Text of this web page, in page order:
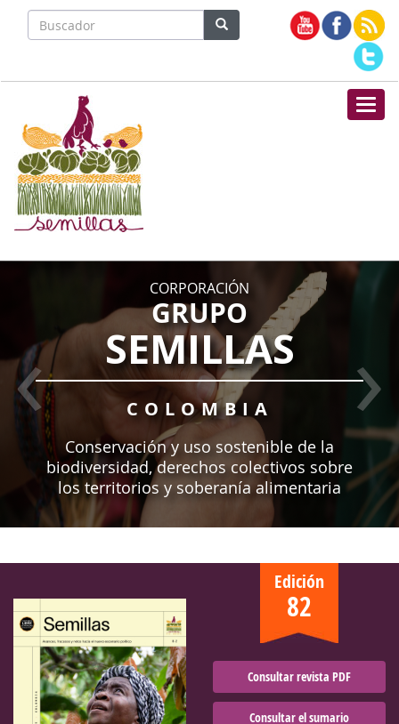
CORPORACIÓN
GRUPO
SEMILLAS
COLOMBIA
Conservación y uso sostenible de la
biodiversidad, derechos colectivos sobre
los territorios y soberanía alimentaria
‹ ›
Edición
82
Consultar revista PDF
Consultar el sumario